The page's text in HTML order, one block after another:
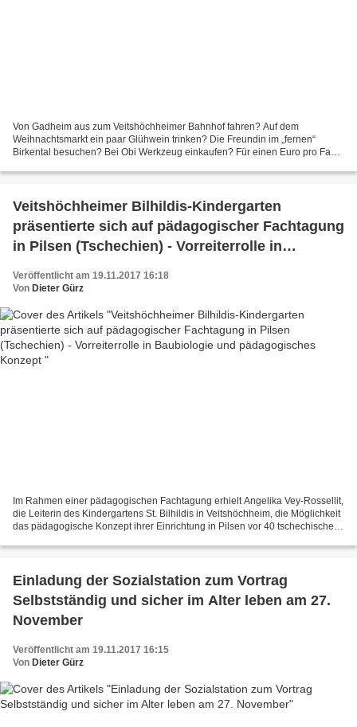
Von Gadheim aus zum Veitshöchheimer Bahnhof fahren? Auf dem
Weihnachtsmarkt ein paar Glühwein trinken? Die Freundin im „fernen“
Birkental besuchen? Bei Obi Werkzeug einkaufen? Für einen Euro pro Fahrt
Veitshöchheimer Bilhildis-Kindergarten
präsentierte sich auf pädagogischer Fachtagung
in Pilsen (Tschechien) - Vorreiterrolle in
Veröffentlicht am 19.11.2017 16:18
Von Dieter Gürz
Im Rahmen einer pädagogischen Fachtagung erhielt Angelika Vey-Rossellit,
die Leiterin des Kindergartens St. Bilhildis in Veitshöchheim, die Möglichkeit
das pädagogische Konzept ihrer Einrichtung in Pilsen vor 40 tschechischen
Einladung der Sozialstation zum Vortrag
Selbstständig und sicher im Alter leben am 27.
November
Veröffentlicht am 19.11.2017 16:15
Von Dieter Gürz